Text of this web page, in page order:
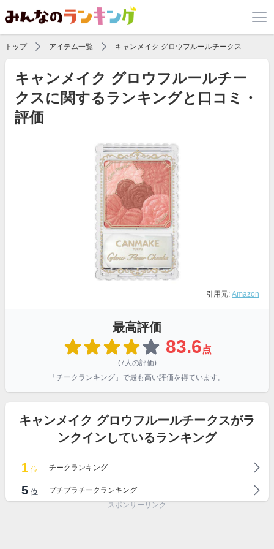
トップ アイテム一覧 キャンメイク グロウフルールチークス
キャンメイク グロウフルールチー
クスに関するランキングと口コミ・
評価
引用元: Amazon
最高評価
83.6点
(7人の評価)
「 チークランキング 」で最も高い評価を得ています。
キャンメイク グロウフルールチークスがラ
ンクインしているランキング
1 位 チークランキング
5 位
プチプラチークランキング
スポンサーリンク